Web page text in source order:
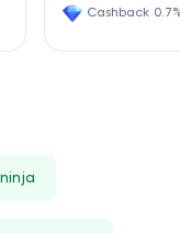
Cashback 0.7%